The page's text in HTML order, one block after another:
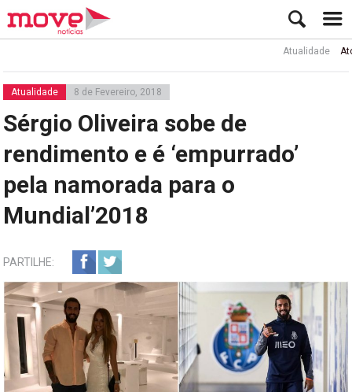
Atualidade Ator Rui
Atualidade 8 de Fevereiro, 2018
Sérgio Oliveira sobe de
rendimento e é ‘empurrado’
pela namorada para o
Mundial’2018
PARTILHE: